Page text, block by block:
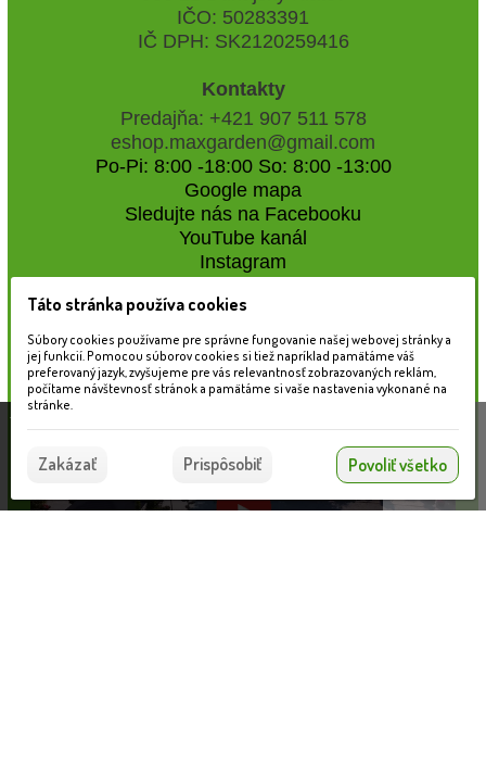
IČO: 50283391
IČ DPH: SK2120259416
Kontakty
Predajňa: +421 907 511 578
eshop.maxgarden@gmail.com
Po-Pi: 8:00 -18:00 So: 8:00 -13:00
Google mapa
Sledujte nás na Facebooku
YouTube kanál
Instagram
Naše záhradné centrum
Táto stránka používa súbory cookies, ktoré nám
pomáhajú poskytovať služby. Používaním našich
služieb vyjadrujete súhlas s používaním súborov
Súhlasím
Táto stránka používa cookies
Súbory cookies používame pre správne fungovanie našej webovej stránky a
jej funkcií. Pomocou súborov cookies si tiež napríklad pamätáme váš
preferovaný jazyk, zvyšujeme pre vás relevantnosť zobrazovaných reklám,
počítame návštevnosť stránok a pamätáme si vaše nastavenia vykonané na
stránke.
Zakázať Prispôsobiť Povoliť všetko